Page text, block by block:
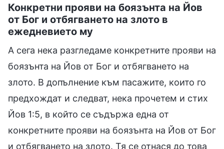
Конкретни прояви на боязънта на Йов
от Бог и отбягването на злото в
ежедневието му
А сега нека разгледаме конкретните прояви на
боязънта на Йов от Бог и отбягването на
злото. В допълнение към пасажите, които го
предхождат и следват, нека прочетем и стих
Йов 1:5, в който се съдържа една от
конкретните прояви на боязънта на Йов от Бог
и отбягването на злото. Тя се отнася до това